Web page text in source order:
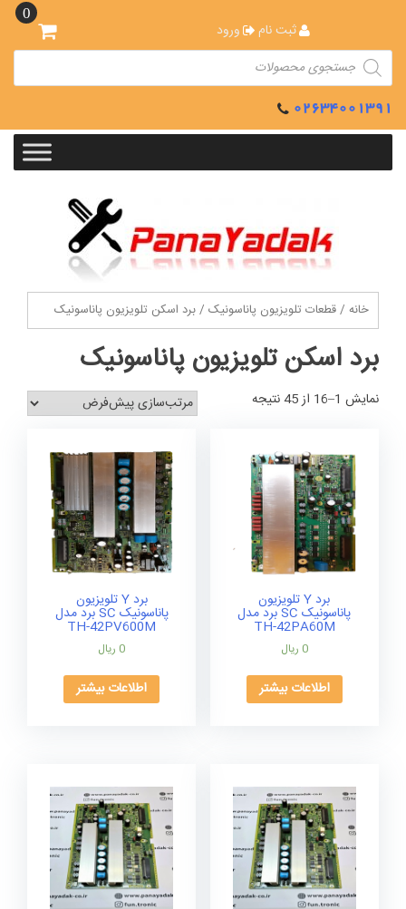
content
0
ثبت نام
ورود
Products
search
02634001391
خانه /قطعات تلویزیون پاناسونیک / برد اسکن تلویزیون پاناسونیک
برد اسکن تلویزیون پاناسونیک
نمایش 1–16 از 45 نتیجه
برد Y تلویزیون
پاناسونیک SC برد مدل
TH-42PA60M
0 ریال
اطلاعات بیشتر
برد Y تلویزیون
پاناسونیک SC برد مدل
TH-42PV600M
0 ریال
اطلاعات بیشتر